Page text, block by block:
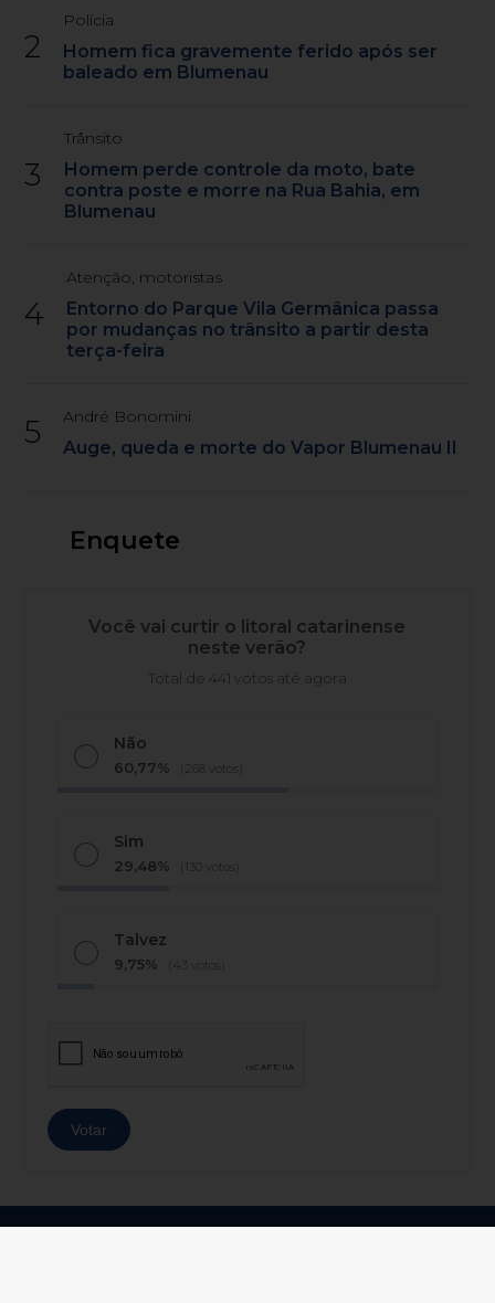
2
Polícia
Homem fica gravemente ferido após ser
baleado em Blumenau
3
Trânsito
Homem perde controle da moto, bate
contra poste e morre na Rua Bahia, em
Blumenau
4
Atenção, motoristas
Entorno do Parque Vila Germânica passa
por mudanças no trânsito a partir desta
terça-feira
5 André Bonomini
Auge, queda e morte do Vapor Blumenau II
Enquete
Você vai curtir o litoral catarinense
neste verão?
Total de 441 votos até agora
Não
60,77% (268 votos)
Sim
29,48% (130 votos)
Talvez
9,75% (43 votos)